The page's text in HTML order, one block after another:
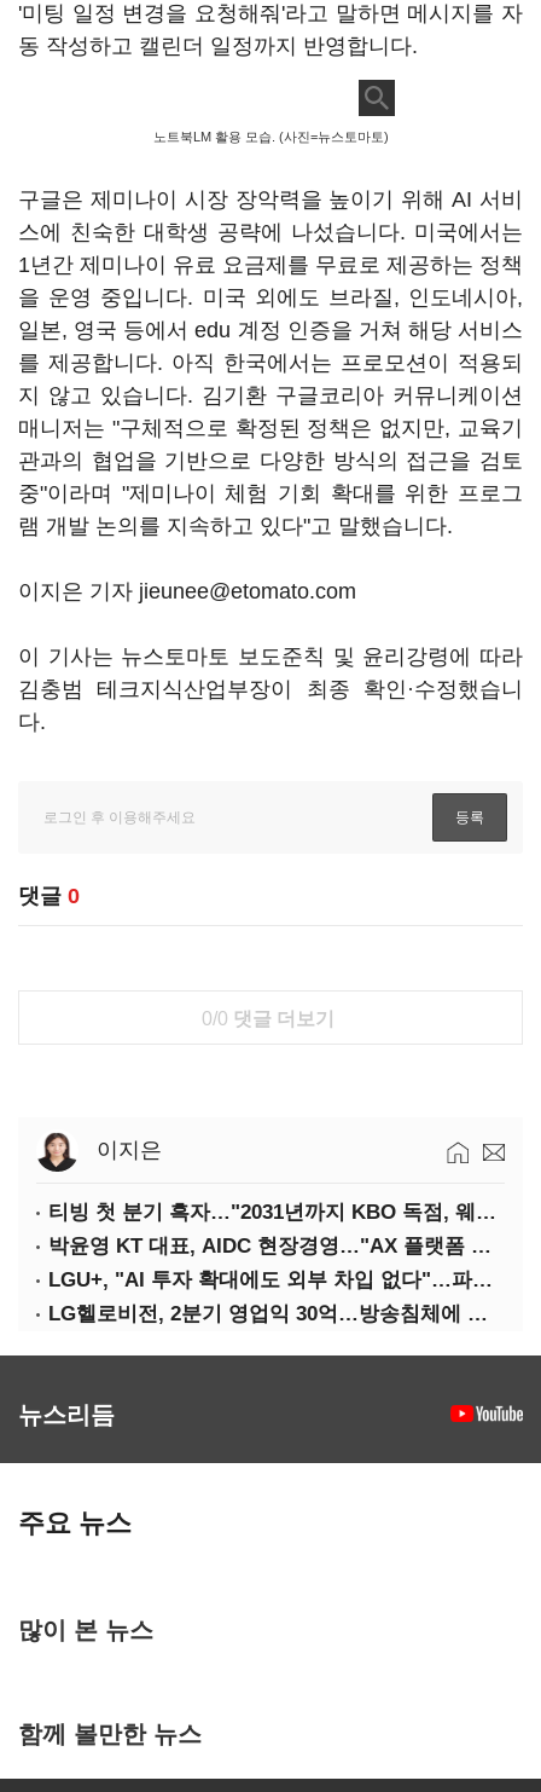
'미팅 일정 변경을 요청해줘'라고 말하면 메시지를 자
동 작성하고 캘린더 일정까지 반영합니다.
노트북LM 활용 모습. (사진=뉴스토마토)
구글은 제미나이 시장 장악력을 높이기 위해 AI 서비
스에 친숙한 대학생 공략에 나섰습니다. 미국에서는
1년간 제미나이 유료 요금제를 무료로 제공하는 정책
을 운영 중입니다. 미국 외에도 브라질, 인도네시아,
일본, 영국 등에서 edu 계정 인증을 거쳐 해당 서비스
를 제공합니다. 아직 한국에서는 프로모션이 적용되
지 않고 있습니다. 김기환 구글코리아 커뮤니케이션
매니저는 "구체적으로 확정된 정책은 없지만, 교육기
관과의 협업을 기반으로 다양한 방식의 접근을 검토
중"이라며 "제미나이 체험 기회 확대를 위한 프로그
램 개발 논의를 지속하고 있다"고 말했습니다.
이지은 기자 jieunee@etomato.com
이 기사는 뉴스토마토 보도준칙 및 윤리강령에 따라
김충범 테크지식산업부장이 최종 확인·수정했습니
다.
댓글 0
0/0 댓글 더보기
이지은
티빙 첫 분기 흑자…"2031년까지 KBO 독점, 웨이브 합병도 속도"
박윤영 KT 대표, AIDC 현장경영…"AX 플랫폼 핵심 인프라로 키운다"
LGU+, "AI 투자 확대에도 외부 차입 없다"…파주 AIDC 수익성 자신
LG헬로비전, 2분기 영업익 30억…방송침체에 교육용 단말 시장도 축소
뉴스리듬
주요 뉴스
많이 본 뉴스
함께 볼만한 뉴스